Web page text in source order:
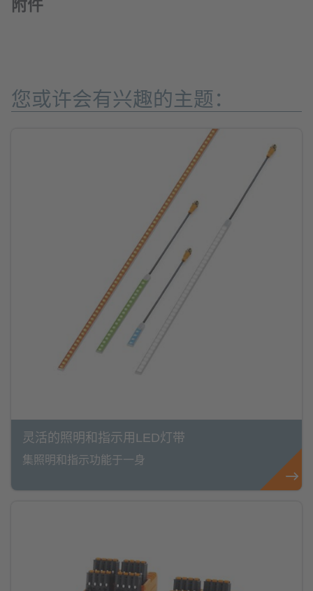
附件
您或许会有兴趣的主题：
灵活的照明和指示用LED灯带
集照明和指示功能于一身